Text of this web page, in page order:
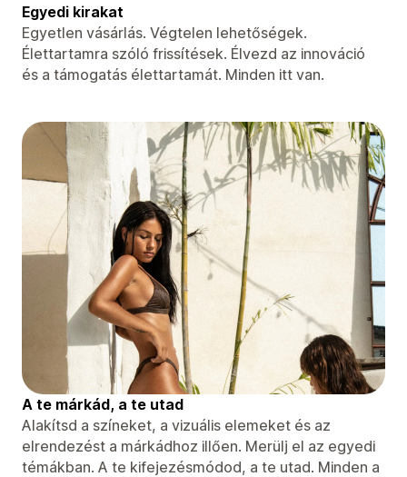
Egyedi kirakat
Egyetlen vásárlás. Végtelen lehetőségek.
Élettartamra szóló frissítések. Élvezd az innováció
és a támogatás élettartamát. Minden itt van.
A te márkád, a te utad
Alakítsd a színeket, a vizuális elemeket és az
elrendezést a márkádhoz illően. Merülj el az egyedi
témákban. A te kifejezésmódod, a te utad. Minden a